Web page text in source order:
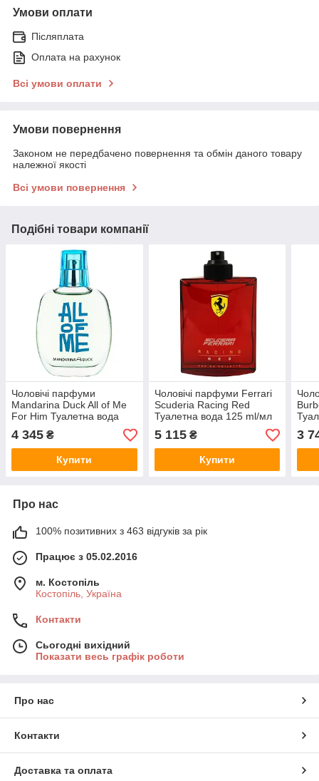
Умови оплати
Післяплата
Оплата на рахунок
Всі умови оплати
Умови повернення
Законом не передбачено повернення та обмін даного товару
належної якості
Всі умови повернення
Подібні товари компанії
Чоловічі парфуми
Mandarina Duck All of Me
For Him Туалетна вода
100 ml/мл Тестер
4 345 ₴
Купити
Чоловічі парфуми Ferrari
Scuderia Racing Red
Туалетна вода 125 ml/мл
Тестер
5 115₴
Купити
3
Про нас
100% позитивних з 463 відгуків за рік
Працює з 05.02.2016
м. Костопіль
Костопіль, Україна
Контакти
Сьогодні вихідний
Показати весь графік роботи
Про нас
Контакти
Доставка та оплата